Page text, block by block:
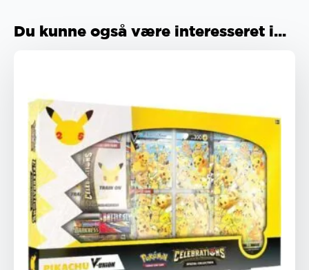
Du kunne også være interesseret i...